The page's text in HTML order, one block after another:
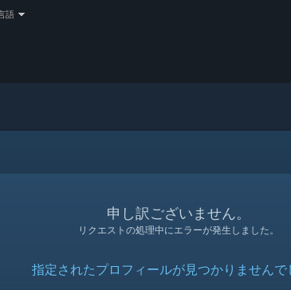
語
申し訳ございません。
リクエストの処理中にエラーが発生しました。
指定されたプロフィールが見つかりませんで